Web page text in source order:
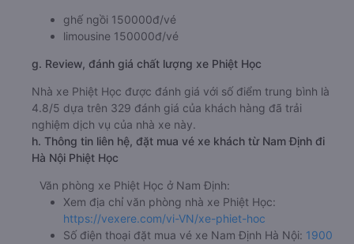
ghế ngồi 150000đ/vé
limousine 150000đ/vé
g. Review, đánh giá chất lượng xe Phiệt Học
Nhà xe Phiệt Học được đánh giá với số điểm trung bình là
4.8/5 dựa trên 329 đánh giá của khách hàng đã trải
nghiệm dịch vụ của nhà xe này.
h. Thông tin liên hệ, đặt mua vé xe khách từ Nam Định đi
Hà Nội Phiệt Học
Văn phòng xe Phiệt Học ở Nam Định:
Xem địa chỉ văn phòng nhà xe Phiệt Học:
https://vexere.com/vi-VN/xe-phiet-hoc
Số điện thoại đặt mua vé xe Nam Định Hà Nội: 1900